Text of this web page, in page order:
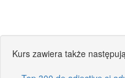
Kurs zawiera także